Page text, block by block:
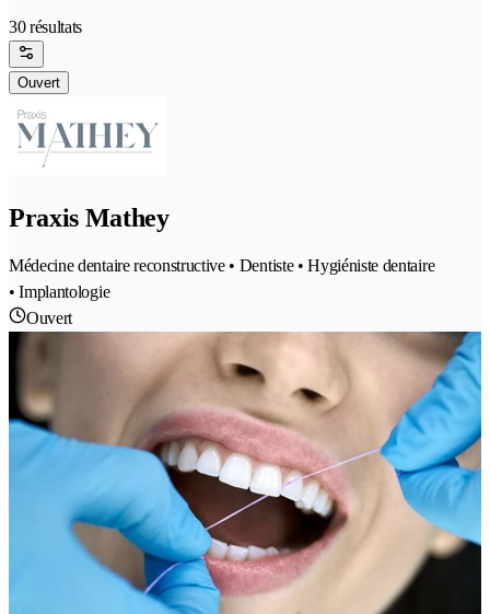
30 résultats
Ouvert
Praxis Mathey
Médecine dentaire reconstructive • Dentiste • Hygiéniste dentaire
• Implantologie
Ouvert